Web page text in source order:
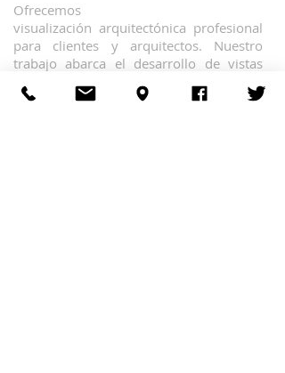
Ofrecemos
visualización arquitectónica profesional
para clientes y arquitectos. Nuestro
trabajo abarca el desarrollo de vistas
foto-realistas que ayudan a la
conceptualización de espacios y